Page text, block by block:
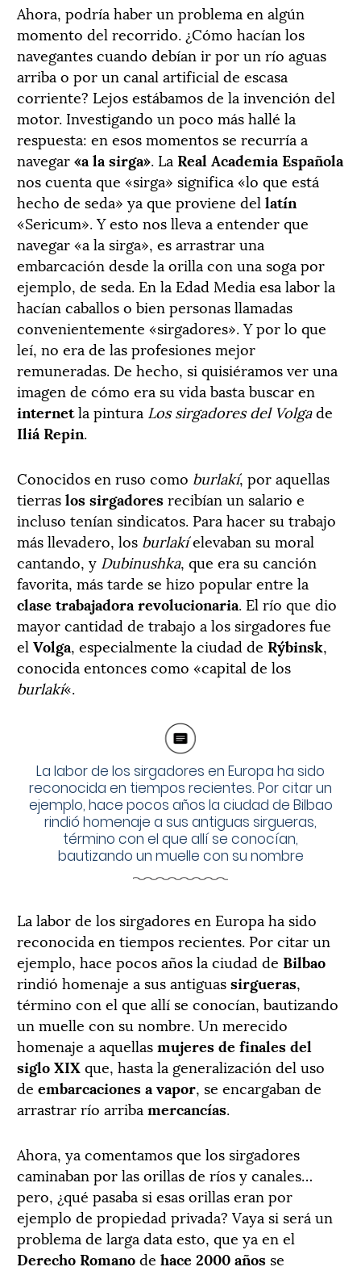
Ahora, podría haber un problema en algún
momento del recorrido. ¿Cómo hacían los
navegantes cuando debían ir por un río aguas
arriba o por un canal artificial de escasa
corriente? Lejos estábamos de la invención del
motor. Investigando un poco más hallé la
respuesta: en esos momentos se recurría a
navegar«a la sirga». La Real Academia Española
nos cuenta que «sirga» significa «lo que está
hecho de seda» ya que proviene del latín
«Sericum». Y esto nos lleva a entender que
navegar «a la sirga», es arrastrar una
embarcación desde la orilla con una soga por
ejemplo, de seda. En la Edad Media esa labor la
hacían caballos o bien personas llamadas
convenientemente «sirgadores». Y por lo que
leí, no era de las profesiones mejor
remuneradas. De hecho, si quisiéramos ver una
imagen de cómo era su vida basta buscar en
internetla pintura Los sirgadores del Volgade
Iliá Repin.
Conocidos en ruso como burlakí, por aquellas
tierraslos sirgadoresrecibían un salario e
incluso tenían sindicatos. Para hacer su trabajo
más llevadero, los burlakíelevaban su moral
cantando, y Dubinushka, que era su canción
favorita, más tarde se hizo popular entre la
clase trabajadora revolucionaria. El río que dio
mayor cantidad de trabajo a los sirgadores fue
el Volga, especialmente la ciudad de Rýbinsk,
conocida entonces como «capital de los
burlakí«.
La labor de los sirgadores en Europa ha sido
reconocida en tiempos recientes. Por citar un
ejemplo, hace pocos años la ciudad de Bilbao
rindió homenaje a sus antiguas sirgueras,
término con el que allí se conocían,
bautizando un muelle con su nombre
La labor de los sirgadores en Europa ha sido
reconocida en tiempos recientes. Por citar un
ejemplo, hace pocos años la ciudad de Bilbao
rindió homenaje a sus antiguassirgueras,
término con el que allí se conocían, bautizando
un muelle con su nombre. Un merecido
homenaje a aquellasmujeres de finales del
siglo XIX que, hasta la generalización del uso
de embarcaciones a vapor, se encargaban de
arrastrar río arriba mercancías.
Ahora, ya comentamos que los sirgadores
caminaban por las orillas de ríos y canales…
pero, ¿qué pasaba si esas orillas eran por
ejemplo de propiedad privada? Vaya si será un
problema de larga data esto, que ya en el
Derecho Romanode hace 2000 años se